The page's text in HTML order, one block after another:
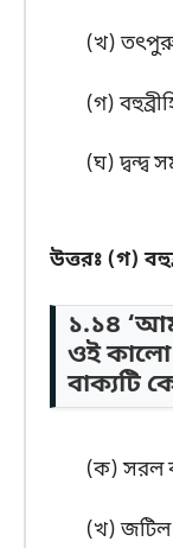
(খ)
(গ)
(ঘ) দ্বন্দ্ব
উত্তরঃ (গ)
১.১৪
ওই কালো
বাক্যটি
(ক) সরল
(খ) জটিল